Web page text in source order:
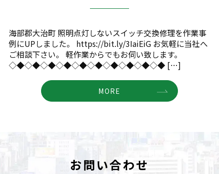
海部郡大治町 照明点灯しないスイッチ交換修理を作業事
例にUPしました。 https://bit.ly/3IaiEiG お気軽に当社へ
ご相談下さい。 軽作業からでもお伺い致します。
◇◆◇◆◇◆◇◆◇◆◇◆◇◆◇◆◇◆◇◆ […]
MORE
お問い合わせ